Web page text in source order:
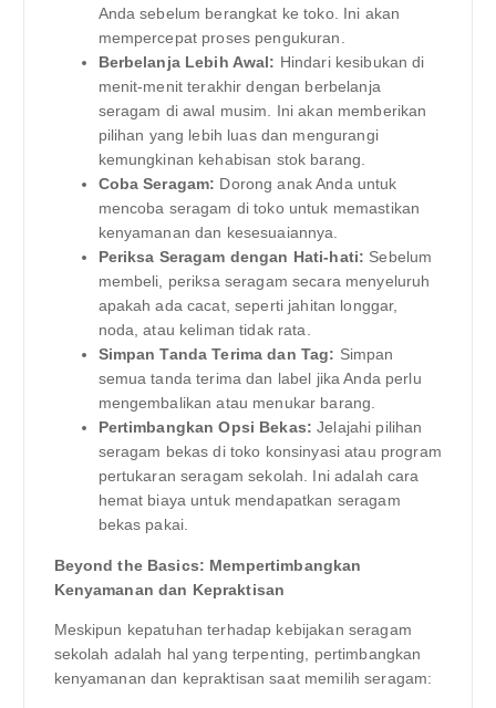
Anda sebelum berangkat ke toko. Ini akan
mempercepat proses pengukuran.
Berbelanja Lebih Awal: Hindari kesibukan di
menit-menit terakhir dengan berbelanja
seragam di awal musim. Ini akan memberikan
pilihan yang lebih luas dan mengurangi
kemungkinan kehabisan stok barang.
Coba Seragam: Dorong anak Anda untuk
mencoba seragam di toko untuk memastikan
kenyamanan dan kesesuaiannya.
Periksa Seragam dengan Hati-hati: Sebelum
membeli, periksa seragam secara menyeluruh
apakah ada cacat, seperti jahitan longgar,
noda, atau keliman tidak rata.
Simpan Tanda Terima dan Tag: Simpan
semua tanda terima dan label jika Anda perlu
mengembalikan atau menukar barang.
Pertimbangkan Opsi Bekas: Jelajahi pilihan
seragam bekas di toko konsinyasi atau program
pertukaran seragam sekolah. Ini adalah cara
hemat biaya untuk mendapatkan seragam
bekas pakai.
Beyond the Basics: Mempertimbangkan
Kenyamanan dan Kepraktisan
Meskipun kepatuhan terhadap kebijakan seragam
sekolah adalah hal yang terpenting, pertimbangkan
kenyamanan dan kepraktisan saat memilih seragam: